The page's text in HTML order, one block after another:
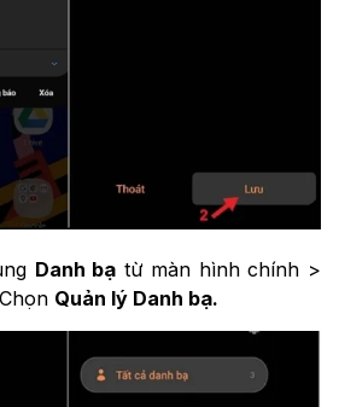
Danh bạ từ màn hình chính >
Quản lý Danh bạ.